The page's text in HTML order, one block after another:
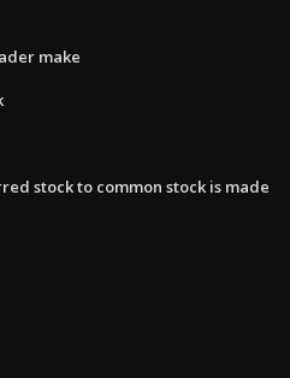
make
stock to common stock is made